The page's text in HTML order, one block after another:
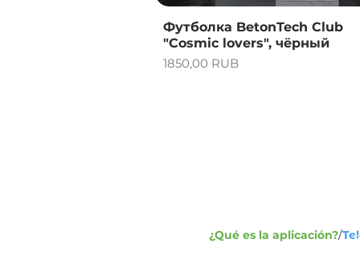
Vista rápida
Футболка BetonTech Club
"Cosmic lovers", чёрный
Precio
1850,00 RUB
¿Qué es la aplicación?/